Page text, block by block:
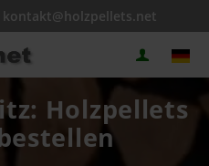
kontakt@holzpellets.net
Holzpellets